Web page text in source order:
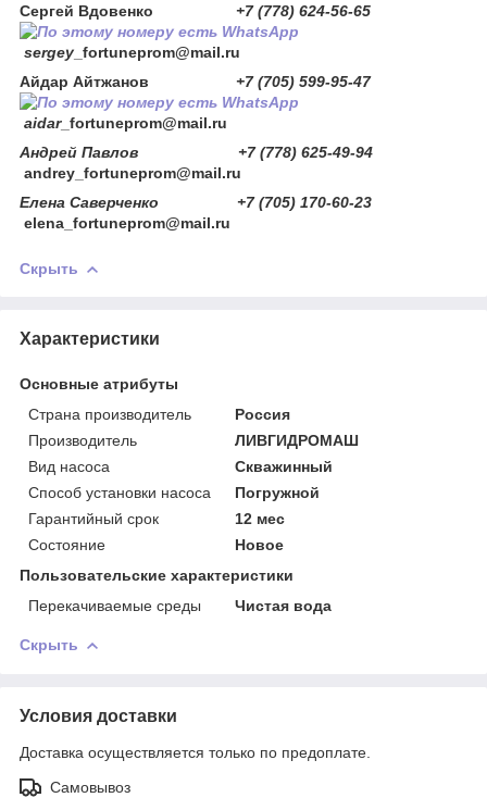
Сергей Вдовенко
+7 (778) 624-56-65
sergey _fortuneprom@mail.ru
Айдар Айтжанов
+7 (705) 599-95-47
aidar_fortuneprom@mail.ru
Андрей Павлов +7 (778) 625-49-94
andrey_fortuneprom@mail.ru
Елена Саверченко +7 (705) 170-60-23
elena_fortuneprom@mail.ru
Скрыть
Характеристики
Основные атрибуты
Страна производитель
Россия
Производитель
ЛИВГИДРОМАШ
Вид насоса
Скважинный
Способ установки насоса
Погружной
Гарантийный срок
12 мес
Состояние
Новое
Пользовательские характеристики
Перекачиваемые среды
Чистая вода
Скрыть
Условия доставки
Доставка осуществляется только по предоплате.
Самовывоз